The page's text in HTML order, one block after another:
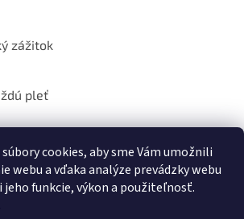
cookies, aby sme Vám umožnili
webu a vďaka analýze prevádzky webu
funkcie, výkon a použiteľnosť.
zážitok
pleť
kozmetiku Sante